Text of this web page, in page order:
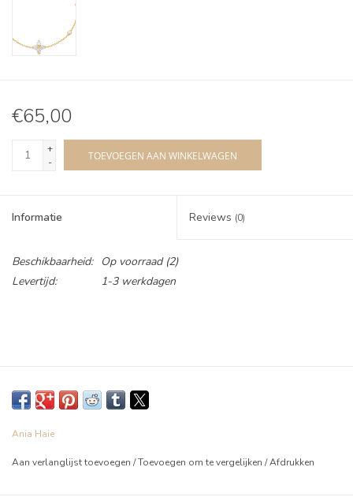
€65,00
+
-
TOEVOEGEN AAN WINKELWAGEN
Informatie Reviews (0)
Beschikbaarheid: Op voorraad(2)
Levertijd:
1-3 werkdagen
Ania Haie
Aan verlanglijst toevoegen /Toevoegen om te vergelijken /Afdrukken